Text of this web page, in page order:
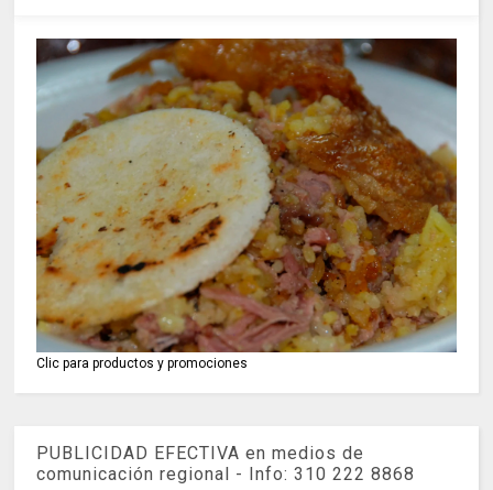
Clic para productos y promociones
PUBLICIDAD EFECTIVA en medios de
comunicación regional - Info: 310 222 8868